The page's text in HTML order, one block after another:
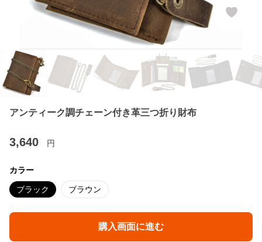
アンティーク調チェーン付き革三つ折り財布
3,640 円
カラー
ブラック ブラウン
購入画面に進む